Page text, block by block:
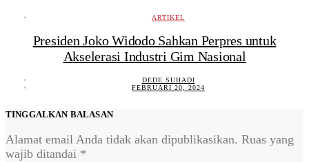
ARTIKEL
Presiden Joko Widodo Sahkan Perpres untuk
Akselerasi Industri Gim Nasional
DEDE SUHADI
FEBRUARI 20, 2024
TINGGALKAN BALASAN
Alamat email Anda tidak akan dipublikasikan. Ruas yang
wajib ditandai *